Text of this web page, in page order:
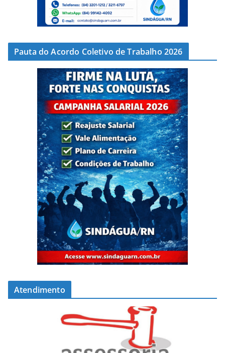
Pauta do Acordo Coletivo de Trabalho 2026
Atendimento